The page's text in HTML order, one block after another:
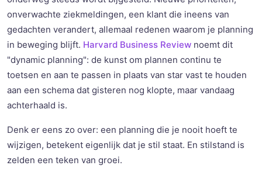
onverwachte ziekmeldingen, een klant die ineens van
gedachten verandert, allemaal redenen waarom je planning
in beweging blijft. Harvard Business Review noemt dit
"dynamic planning": de kunst om plannen continu te
toetsen en aan te passen in plaats van star vast te houden
aan een schema dat gisteren nog klopte, maar vandaag
achterhaald is.
Denk er eens zo over: een planning die je nooit hoeft te
wijzigen, betekent eigenlijk dat je stil staat. En stilstand is
zelden een teken van groei.